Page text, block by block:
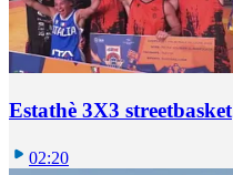
Estathè 3X3 streetbasket
02:20